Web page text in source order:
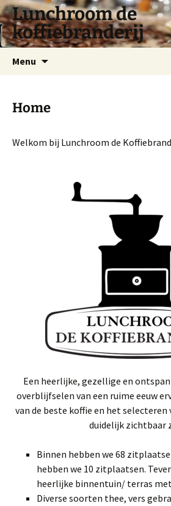
Lunchroom de
koffiebranderij
Menu
Home
Welkom bij Lunchroom de
Een heerlijke, gezellige en
overblijfselen van een ruime eeuw
van de beste koffie en het
duidelijk zichtbaar
Binnen hebben we 68
hebben we 10 zitplaatsen.
heerlijke binnentuin/ terras
Diverse soorten thee, vers